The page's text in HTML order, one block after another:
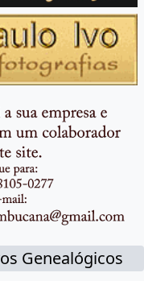
Genealógicos